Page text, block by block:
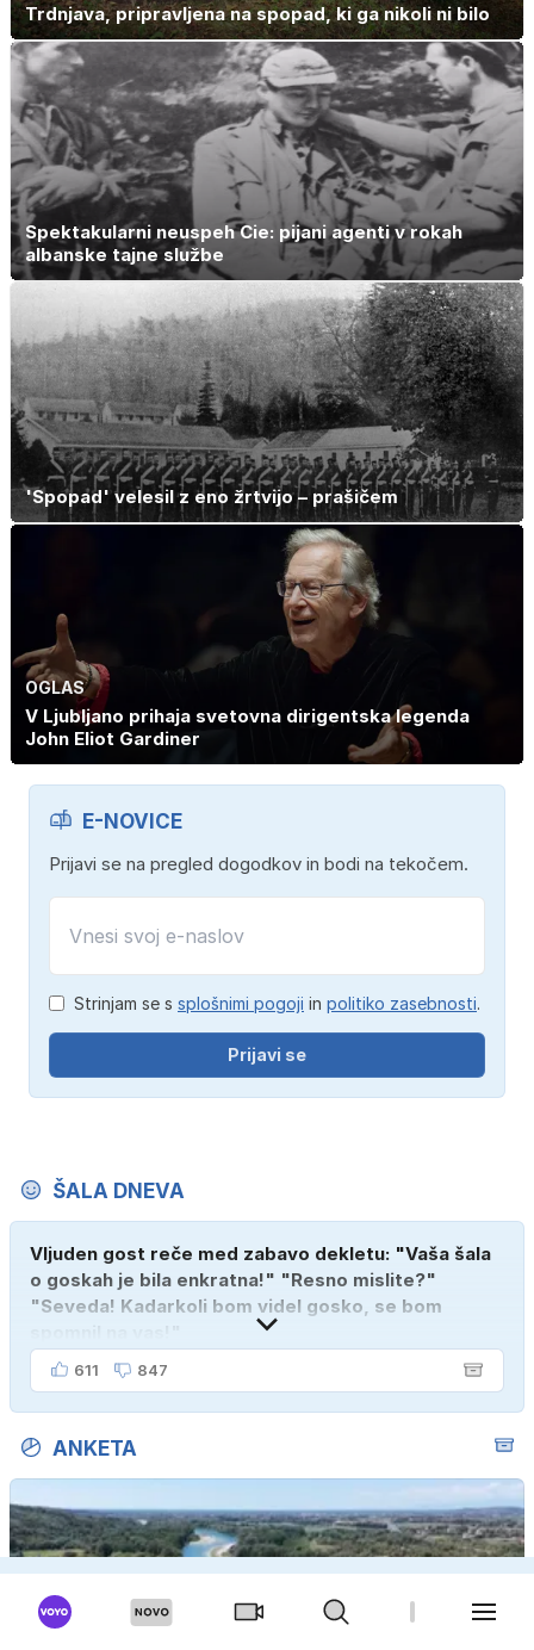
Trdnjava, pripravljena na spopad, ki ga nikoli ni bilo
Spektakularni neuspeh Cie: pijani agenti v rokah
albanske tajne službe
'Spopad' velesil z eno žrtvijo – prašičem
OGLAS
V Ljubljano prihaja svetovna dirigentska legenda
John Eliot Gardiner
E-NOVICE
Prijavi se na pregled dogodkov in bodi na tekočem.
Strinjam se s splošnimi pogoji in politiko zasebnosti.
Prijavi se
ŠALA DNEVA
Vljuden gost reče med zabavo dekletu: "Vaša šala
o goskah je bila enkratna!" "Resno mislite?"
"Seveda! Kadarkoli bom videl gosko, se bom
611 847
ANKETA